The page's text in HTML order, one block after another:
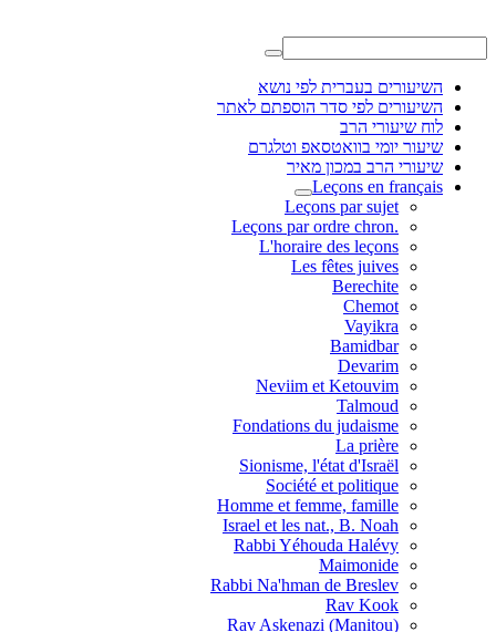
השיעורים בעברית לפי נושא
השיעורים לפי סדר הוספתם לאתר
לוח שיעורי הרב
שיעור יומי בוואטסאפ וטלגרם
שיעורי הרב במכון מאיר
Leçons en français
Leçons par sujet
.Leçons par ordre chron
L'horaire des leçons
Les fêtes juives
Berechite
Chemot
Vayikra
Bamidbar
Devarim
Neviim et Ketouvim
Talmoud
Fondations du judaisme
La prière
Sionisme, l'état d'Israël
Société et politique
Homme et femme, famille
Israel et les nat., B. Noah
Rabbi Yéhouda Halévy
Maimonide
Rabbi Na'hman de Breslev
Rav Kook
(Rav Askenazi (Manitou